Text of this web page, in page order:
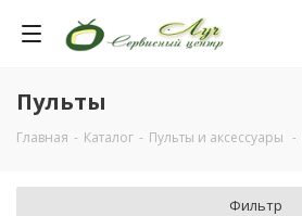
Пульты
Главная - Каталог - Пульты и аксессуары -
Фильтр